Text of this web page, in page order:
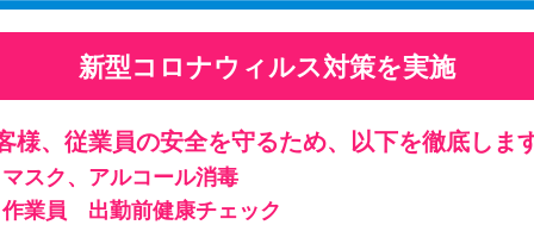
新型コロナウィルス対策を実施
様、従業員の安全を守るため、以下を徹底しま
マスク、アルコール消毒
作業員 出勤前健康チェック